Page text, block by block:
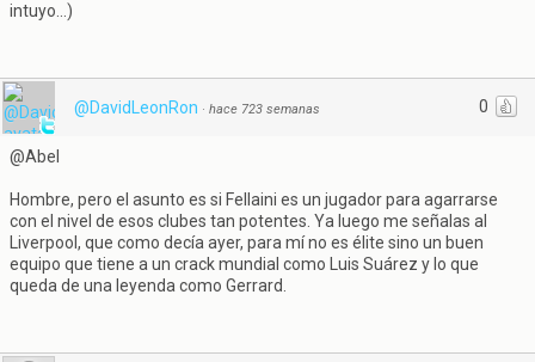
intuyo...)
0
@DavidLeonRon · hace 723 semanas
@Abel
Hombre, pero el asunto es si Fellaini es un jugador para agarrarse
con el nivel de esos clubes tan potentes. Ya luego me señalas al
Liverpool, que como decía ayer, para mí no es élite sino un buen
equipo que tiene a un crack mundial como Luis Suárez y lo que
queda de una leyenda como Gerrard.